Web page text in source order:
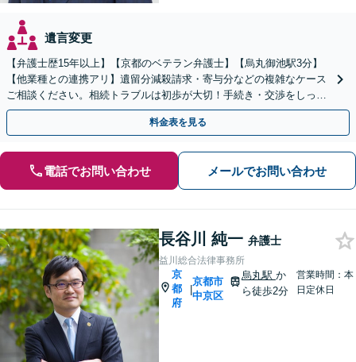
遺言変更
【弁護士歴15年以上】【京都のベテラン弁護士】【烏丸御池駅3分】
【他業種との連携アリ】遺留分減殺請求・寄与分などの複雑なケース
ご相談ください。相続トラブルは初歩が大切！手続き・交渉をしっか
りとサポートします。【初回面談無料】
料金表を見る
電話でお問い合わせ メールでお問い合わせ
長谷川 純一 弁護士
益川総合法律事務所
京
都
府
|
京都市
中京区
烏丸駅 か
ら徒歩2分
営業時間：本
日定休日